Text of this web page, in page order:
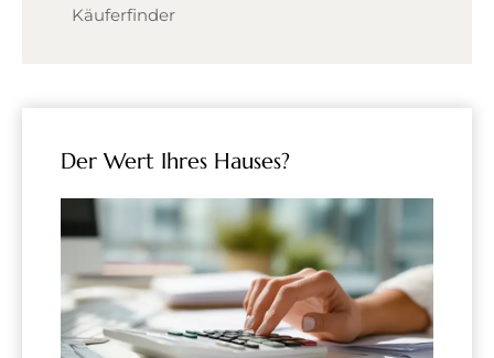
Käuferfinder
Der Wert Ihres Hauses?